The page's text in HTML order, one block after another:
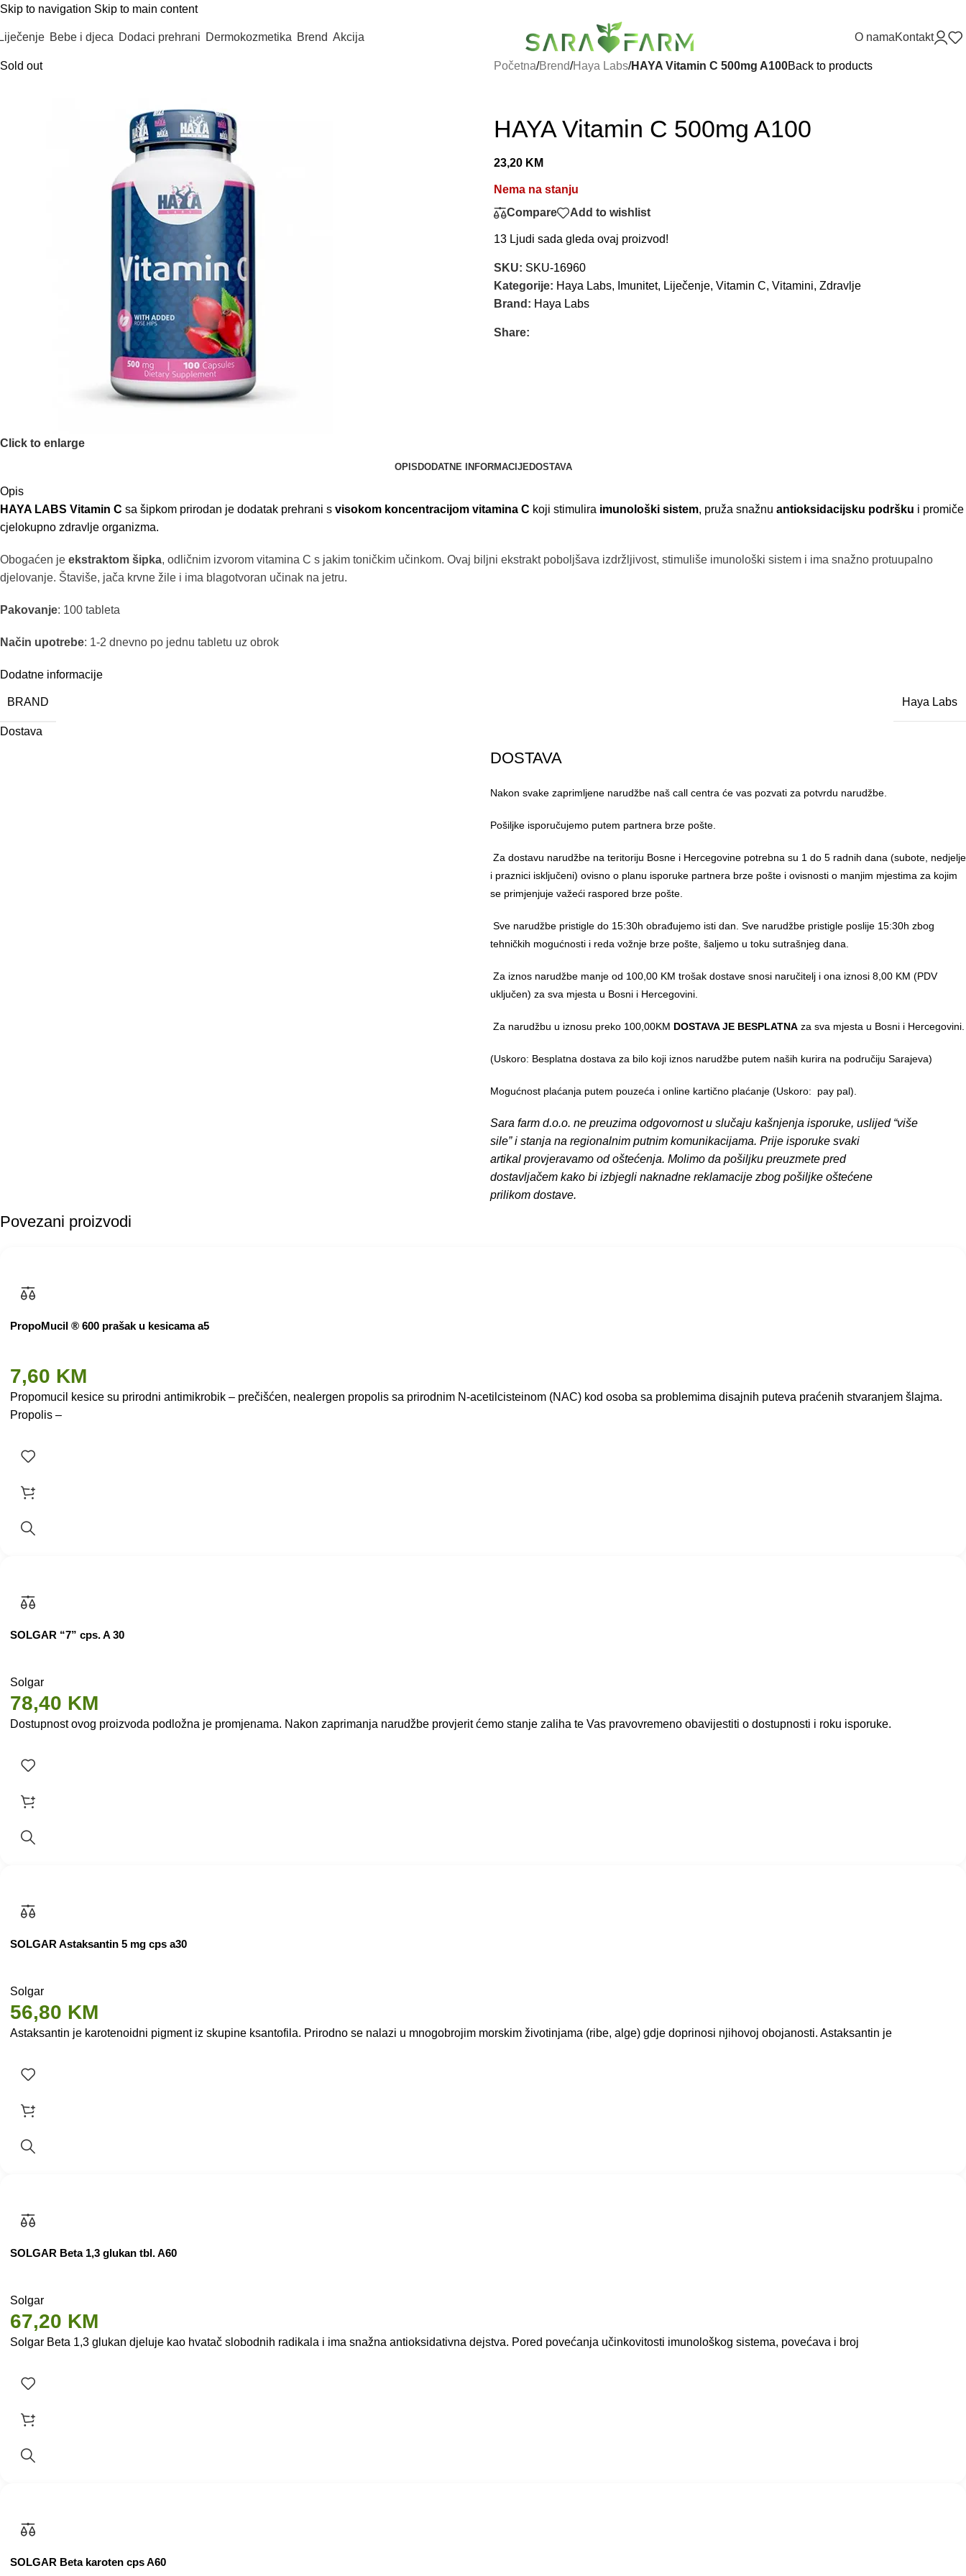
Skip to navigation Skip to main content
Bebe i djeca Dodaci prehrani Dermokozmetika Brend Akcija O namaKontakt
Sold out
Click to enlarge
Početna/Brend/Haya Labs/HAYA Vitamin C 500mg A100Back to products
HAYA Vitamin C 500mg A100
23,20 KM
Nema na stanju
Compare
Add to wishlist
13 Ljudi sada gleda ovaj proizvod!
SKU: SKU-16960
Kategorije: Haya Labs, Imunitet, Liječenje, Vitamin C, Vitamini, Zdravlje
Brand: Haya Labs
Share:
OPISDODATNE INFORMACIJEDOSTAVA
Opis
HAYA LABS Vitamin C sa šipkom prirodan je dodatak prehrani s visokom koncentracijom vitamina C koji stimulira imunološki sistem, pruža snažnu antioksidacijsku podršku i promiče
cjelokupno zdravlje organizma.
Obogaćen je ekstraktom šipka, odličnim izvorom vitamina C s jakim toničkim učinkom. Ovaj biljni ekstrakt poboljšava izdržljivost, stimuliše imunološki sistem i ima snažno protuupalno
djelovanje. Štaviše, jača krvne žile i ima blagotvoran učinak na jetru.
Pakovanje: 100 tableta
Način upotrebe: 1-2 dnevno po jednu tabletu uz obrok
Dodatne informacije
BRAND Haya Labs
Dostava
DOSTAVA
Nakon svake zaprimljene narudžbe naš call centra će vas pozvati za potvrdu narudžbe.
Pošiljke isporučujemo putem partnera brze pošte.
Za dostavu narudžbe na teritoriju Bosne i Hercegovine potrebna su 1 do 5 radnih dana (subote, nedjelje
i praznici isključeni) ovisno o planu isporuke partnera brze pošte i ovisnosti o manjim mjestima za kojim
se primjenjuje važeći raspored brze pošte.
Sve narudžbe pristigle do 15:30h obrađujemo isti dan. Sve narudžbe pristigle poslije 15:30h zbog
tehničkih mogućnosti i reda vožnje brze pošte, šaljemo u toku sutrašnjeg dana.
Za iznos narudžbe manje od 100,00 KM trošak dostave snosi naručitelj i ona iznosi 8,00 KM (PDV
uključen) za sva mjesta u Bosni i Hercegovini.
Za narudžbu u iznosu preko 100,00KM DOSTAVA JE BESPLATNA za sva mjesta u Bosni i Hercegovini.
(Uskoro: Besplatna dostava za bilo koji iznos narudžbe putem naših kurira na područiju Sarajeva)
Mogućnost plaćanja putem pouzeća i online kartično plaćanje (Uskoro: pay pal).
Sara farm d.o.o. ne preuzima odgovornost u slučaju kašnjenja isporuke, uslijed “više
sile” i stanja na regionalnim putnim komunikacijama. Prije isporuke svaki
artikal provjeravamo od oštećenja. Molimo da pošiljku preuzmete pred
dostavljačem kako bi izbjegli naknadne reklamacije zbog pošiljke oštećene
prilikom dostave.
Povezani proizvodi
PropoMucil ® 600 prašak u kesicama a5
7,60 KM
Propomucil kesice su prirodni antimikrobik – prečišćen, nealergen propolis sa prirodnim N-acetilcisteinom (NAC) kod osoba sa problemima disajnih puteva praćenih stvaranjem šlajma.
Propolis –
SOLGAR “7” cps. A 30
Solgar
78,40 KM
Dostupnost ovog proizvoda podložna je promjenama. Nakon zaprimanja narudžbe provjerit ćemo stanje zaliha te Vas pravovremeno obavijestiti o dostupnosti i roku isporuke.
SOLGAR Astaksantin 5 mg cps a30
Solgar
56,80 KM
Astaksantin je karotenoidni pigment iz skupine ksantofila. Prirodno se nalazi u mnogobrojim morskim životinjama (ribe, alge) gdje doprinosi njihovoj obojanosti. Astaksantin je
SOLGAR Beta 1,3 glukan tbl. A60
Solgar
67,20 KM
Solgar Beta 1,3 glukan djeluje kao hvatač slobodnih radikala i ima snažna antioksidativna dejstva. Pored povećanja učinkovitosti imunološkog sistema, povećava i broj
SOLGAR Beta karoten cps A60